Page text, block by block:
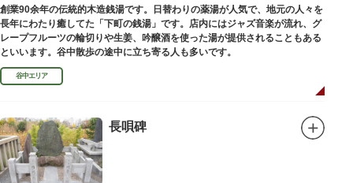
創業90余年の伝統的木造銭湯です。日替わりの薬湯が人気で、地元の人々を
長年にわたり癒してた「下町の銭湯」です。店内にはジャズ音楽が流れ、グ
レープフルーツの輪切りや生姜、吟醸酒を使った湯が提供されることもある
といいます。谷中散歩の途中に立ち寄る人も多いです。
谷中エリア
長唄碑